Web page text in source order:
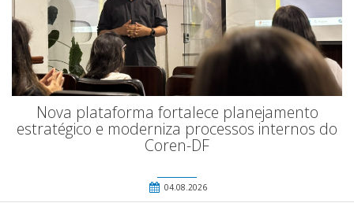
Nova plataforma fortalece planejamento
estratégico e moderniza processos internos do
Coren-DF
04.08.2026